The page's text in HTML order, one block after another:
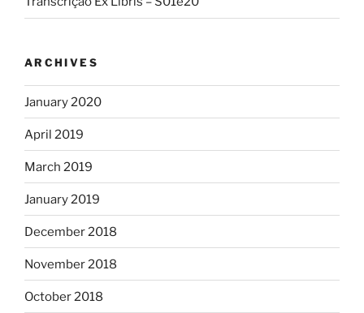
ARCHIVES
January 2020
April 2019
March 2019
January 2019
December 2018
November 2018
October 2018